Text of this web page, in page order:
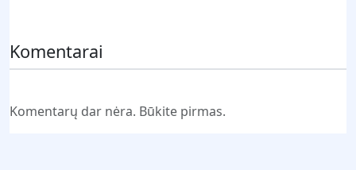
Komentarai
Komentarų dar nėra. Būkite pirmas.